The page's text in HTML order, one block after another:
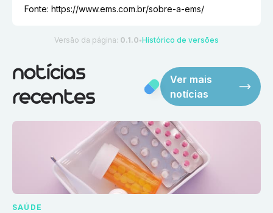
Fonte: https://www.ems.com.br/sobre-a-ems/
Versão da página: 0.1.0 ●Histórico de versões
notícias
recentes
Ver mais
notícias
SAÚDE